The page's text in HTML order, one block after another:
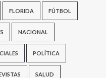
FLORIDA FÚTBOL
NACIONAL
POLÍTICA
SALUD